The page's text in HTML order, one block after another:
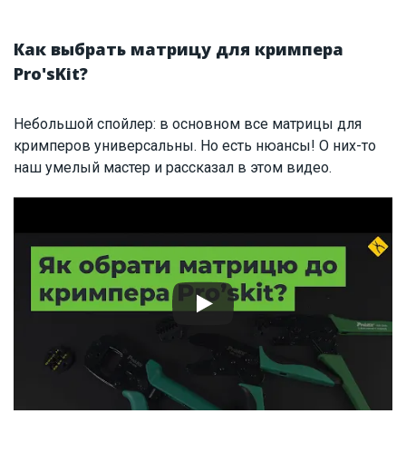
Как выбрать матрицу для кримпера
Pro'sKit?
Небольшой спойлер: в основном все матрицы для
кримперов универсальны. Но есть нюансы! О них-то
наш умелый мастер и рассказал в этом видео.